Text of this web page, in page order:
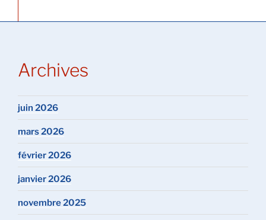
Archives
juin 2026
mars 2026
février 2026
janvier 2026
novembre 2025